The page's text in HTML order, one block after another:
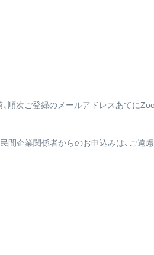
順次ご登録のメールアドレスあてに
間企業関係者からのお申込みは、ご遠